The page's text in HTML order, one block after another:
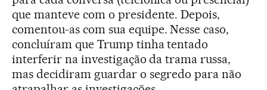
que manteve com o presidente. Depois,
comentou-as com sua equipe. Nesse caso,
concluíram que Trump tinha tentado
interferir na investigação da trama russa,
mas decidiram guardar o segredo para não